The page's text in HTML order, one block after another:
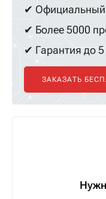
✔ Официальный
✔ Более 5000
✔ Гарантия до 5
ЗАКАЗАТЬ